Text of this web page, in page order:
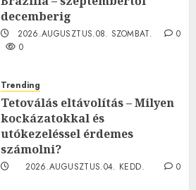
decemberig
2026.AUGUSZTUS.08. SZOMBAT.
0
0
Trending
Tetoválás eltávolítás – Milyen
kockázatokkal és
utókezeléssel érdemes
számolni?
2026.AUGUSZTUS.04. KEDD.
0